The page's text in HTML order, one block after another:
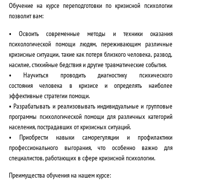
Обучение на курсе переподготовки по кризисной психологии
позволит вам:
• Освоить современные методы и техники оказания
психологической помощилюдям, переживающим различные
кризисные ситуации, такие как потеря близкого человека, развод,
насилие, стихийные бедствия и другие травматические события.
•Научиться проводить диагностику психического
состояния человека в кризисе и определять наиболее
эффективные стратегии помощи.
•Разрабатывать и реализовывать индивидуальные и групповые
программы психологической помощи для различных категорий
населения, пострадавших от кризисных ситуаций.
• Приобрести навыки саморегуляции и профилактики
профессионального выгорания, что особенно важно для
специалистов, работающих в сфере кризисной психологии.
Преимущества обучения на нашем курсе: